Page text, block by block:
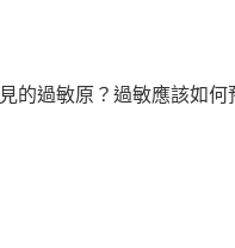
的過敏原？過敏應該如